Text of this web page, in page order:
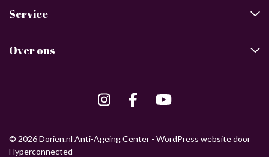
Service
Over ons
© 2026 Dorien.nl Anti-Ageing Center - WordPress websitedoor
Hyperconnected